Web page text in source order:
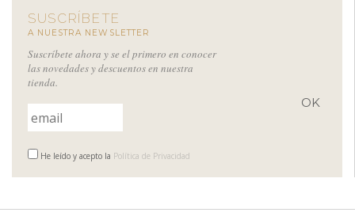
SUSCRÍBETE
A NUESTRA NEWSLETTER
Suscríbete ahora y se el primero en conocer
las novedades y descuentos en nuestra
tienda.
He leído y acepto la Política de Privacidad